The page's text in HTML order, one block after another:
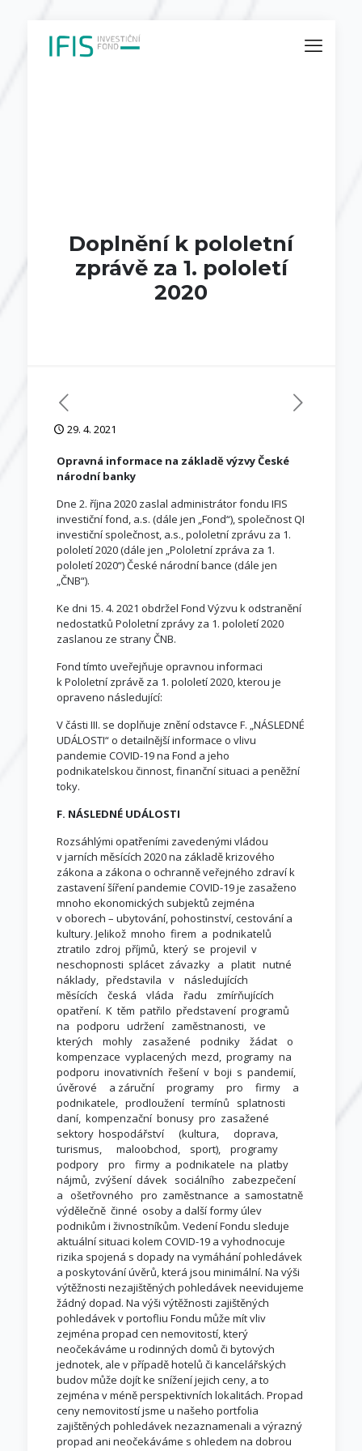
Doplnění k pololetní
zprávě za 1. pololetí
2020
29. 4. 2021
Opravná informace na základě výzvy České
národní banky
Dne 2. října 2020 zaslal administrátor fondu IFIS
investiční fond, a.s. (dále jen „Fond“), společnost QI
investiční společnost, a.s., pololetní zprávu za 1.
pololetí 2020 (dále jen „Pololetní zpráva za 1.
pololetí 2020“) České národní bance (dále jen
„ČNB“).
Ke dni 15. 4. 2021 obdržel Fond Výzvu k odstranění
nedostatků Pololetní zprávy za 1. pololetí 2020
zaslanou ze strany ČNB.
Fond tímto uveřejňuje opravnou informaci
k Pololetní zprávě za 1. pololetí 2020, kterou je
opraveno následující:
V části III. se doplňuje znění odstavce F. „NÁSLEDNÉ
UDÁLOSTI“ o detailnější informace o vlivu
pandemie COVID-19 na Fond a jeho
podnikatelskou činnost, finanční situaci a peněžní
toky.
F. NÁSLEDNÉ UDÁLOSTI
Rozsáhlými opatřeními zavedenými vládou
v jarních měsících 2020 na základě krizového
zákona a zákona o ochranně veřejného zdraví k
zastavení šíření pandemie COVID-19 je zasaženo
mnoho ekonomických subjektů zejména
v oborech – ubytování, pohostinství, cestování a
kultury. Jelikož mnoho firem a podnikatelů
ztratilo zdroj příjmů, který se projevil v
neschopnosti splácet závazky a platit nutné
náklady, představila v následujících
měsících česká vláda řadu zmírňujících
opatření. K těm patřilo představení programů
na podporu udržení zaměstnanosti, ve
kterých mohly zasažené podniky žádat o
kompenzace vyplacených mezd, programy na
podporu inovativních řešení v boji s pandemií,
úvěrové a záruční programy pro firmy a
podnikatele, prodloužení termínů splatnosti
daní, kompenzační bonusy pro zasažené
sektory hospodářství (kultura, doprava,
turismus, maloobchod, sport), programy
podpory pro firmy a podnikatele na platby
nájmů, zvýšení dávek sociálního zabezpečení
a ošetřovného pro zaměstnance a samostatně
výdělečně činné osoby a další formy úlev
podnikům i živnostníkům. Vedení Fondu sleduje
aktuální situaci kolem COVID-19 a vyhodnocuje
rizika spojená s dopady na vymáhání pohledávek
a poskytování úvěrů, která jsou minimální. Na výši
výtěžnosti nezajištěných pohledávek neevidujeme
žádný dopad. Na výši výtěžnosti zajištěných
pohledávek v portofliu Fondu může mít vliv
zejména propad cen nemovitostí, který
neočekáváme u rodinných domů či bytových
jednotek, ale v případě hotelů či kancelářských
budov může dojít ke snížení jejich ceny, a to
zejména v méně perspektivních lokalitách. Propad
ceny nemovitostí jsme u našeho portfolia
zajištěných pohledávek nezaznamenali a výrazný
propad ani neočekáváme s ohledem na dobrou